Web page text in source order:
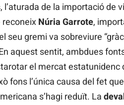
l’aturada de la importació de
Núria Garrote,
seu gremi va sobreviure
aquest sentit, ambdues
el mercat estatunidenc
fons l’única causa del fet
s’hagi reduït. La